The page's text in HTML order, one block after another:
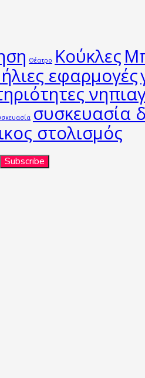
Θέατρο Κούκλες
εφαρμογές
συσκευασία
στολισμός